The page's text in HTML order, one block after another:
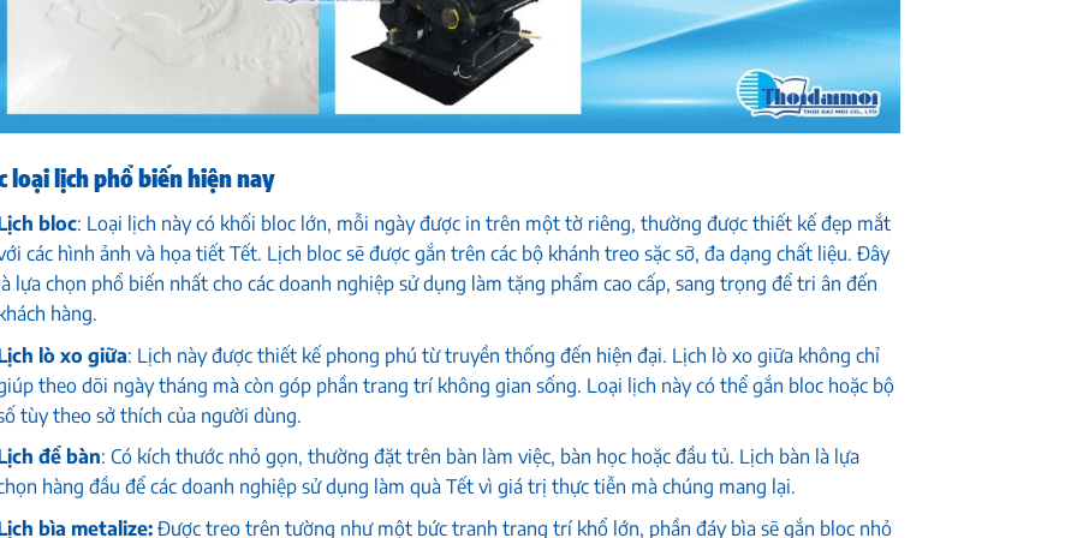
loại lịch phổ biến hiện nay
bloc: Loại lịch này có khối bloc lớn, mỗi ngày được in trên một tờ riêng, thường được thiết kế đẹp mắt
các hình ảnh và họa tiết Tết. Lịch bloc sẽ được gắn trên các bộ khánh treo sặc sỡ, đa dạng chất liệu. Đây
lựa chọn phổ biến nhất cho các doanh nghiệp sử dụng làm tặng phẩm cao cấp, sang trọng để tri ân đến
hàng.
lò xo giữa: Lịch này được thiết kế phong phú từ truyền thống đến hiện đại. Lịch lò xo giữa không chỉ
theo dõi ngày tháng mà còn góp phần trang trí không gian sống. Loại lịch này có thể gắn bloc hoặc bộ
tùy theo sở thích của người dùng.
để bàn: Có kích thước nhỏ gọn, thường đặt trên bàn làm việc, bàn học hoặc đầu tủ. Lịch bàn là lựa
hàng đầu để các doanh nghiệp sử dụng làm quà Tết vì giá trị thực tiễn mà chúng mang lại.
bìa metalize:Được treo trên tường như một bức tranh trang trí khổ lớn, phần đáy bìa sẽ gắn bloc nhỏ